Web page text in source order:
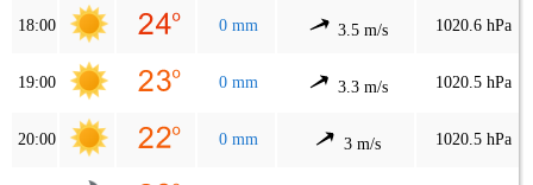
18:00 0 mm 3.5 m/s 1020.6 hPa
19:00 0 mm 3.3 m/s 1020.5 hPa
20:00 0 mm 3 m/s 1020.5 hPa